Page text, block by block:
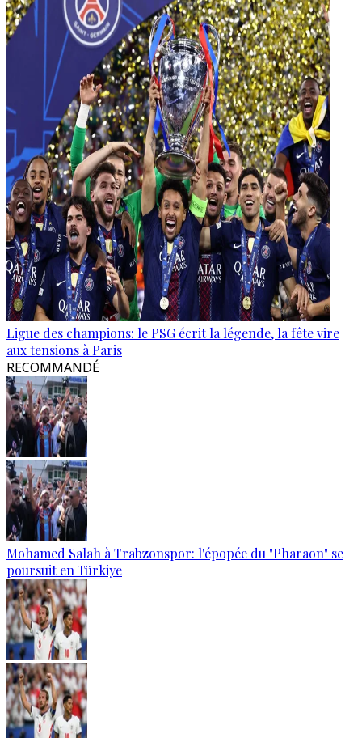
Ligue des champions: le PSG écrit la légende, la fête vire
aux tensions à Paris
RECOMMANDÉ
Mohamed Salah à Trabzonspor: l'épopée du "Pharaon" se
poursuit en Türkiye